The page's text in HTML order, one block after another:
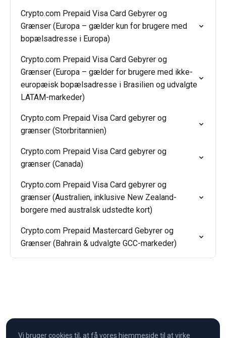
Crypto.com Prepaid Visa Card Gebyrer og
Grænser (Europa – gælder kun for brugere med
bopælsadresse i Europa)
Crypto.com Prepaid Visa Card Gebyrer og
Grænser (Europa – gælder for brugere med ikke-
europæisk bopælsadresse i Brasilien og udvalgte
LATAM-markeder)
Crypto.com Prepaid Visa Card gebyrer og
grænser (Storbritannien)
Crypto.com Prepaid Visa Card gebyrer og
grænser (Canada)
Crypto.com Prepaid Visa Card gebyrer og
grænser (Australien, inklusive New Zealand-
borgere med australsk udstedte kort)
Crypto.com Prepaid Mastercard Gebyrer og
Grænser (Bahrain & udvalgte GCC-markeder)
Vi bruger cookies til, at få vores hjemmeside til at virke